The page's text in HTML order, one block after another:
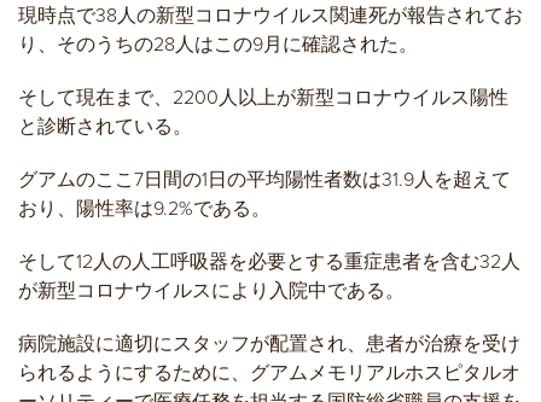
現時点で38人の新型コロナウイルス関連死が報告されてお
り、そのうちの28人はこの9月に確認された。
そして現在まで、2200人以上が新型コロナウイルス陽性
と診断されている。
グアムのここ7日間の1日の平均陽性者数は31.9人を超えて
おり、陽性率は9.2%である。
そして12人の人工呼吸器を必要とする重症患者を含む32人
が新型コロナウイルスにより入院中である。
病院施設に適切にスタッフが配置され、患者が治療を受け
られるようにするために、グアムメモリアルホスピタルオ